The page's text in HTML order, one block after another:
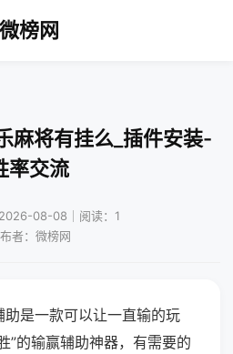
微榜网
麻将有挂么_插件安装-
率交流
08-08｜阅读：1
者：微榜网
是一款可以让一直输的玩
”的输赢辅助神器，有需要的